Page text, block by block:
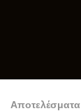
Αποτελέσματα